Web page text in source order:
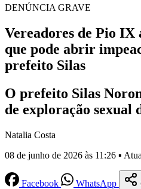
DENÚNCIA GRAVE
Vereadores de Pio IX
que pode abrir
prefeito Silas
O prefeito Silas
de exploração sexual
Natalia Costa
08 de junho de 2026 às 11:26 ▪
Facebook WhatsApp